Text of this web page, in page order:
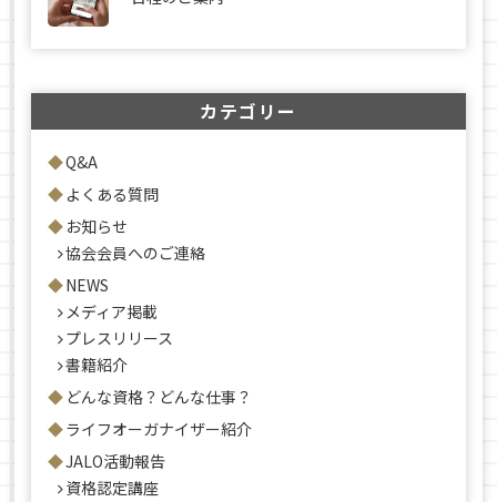
カテゴリー
Q&A
よくある質問
お知らせ
協会会員へのご連絡
NEWS
メディア掲載
プレスリリース
書籍紹介
どんな資格？どんな仕事？
ライフオーガナイザー紹介
JALO活動報告
資格認定講座